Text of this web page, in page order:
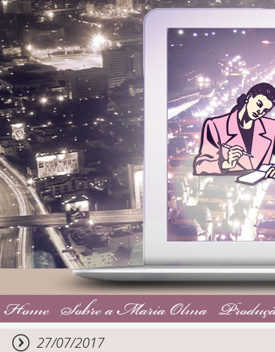
HomeSobre a Maria Olma
27/07/2017